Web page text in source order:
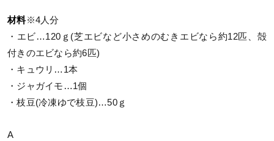
材料※4人分
・エビ…120ｇ(芝エビなど小さめのむきエビなら約12匹、殻
付きのエビなら約6匹)
・キュウリ…1本
・ジャガイモ…1個
・枝豆(冷凍ゆで枝豆)…50ｇ
A